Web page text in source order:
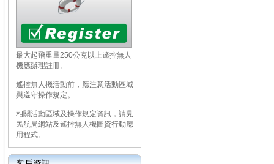
最大起飛重量250公克以上遙控無人
機應辦理註冊。
遙控無人機活動前，應注意活動區域
與遵守操作規定。
相關活動區域及操作規定資訊，請見
民航局網站及遙控無人機圖資行動應
用程式。